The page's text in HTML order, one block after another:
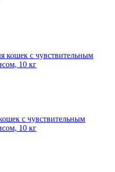
с чувствительным
10 кг